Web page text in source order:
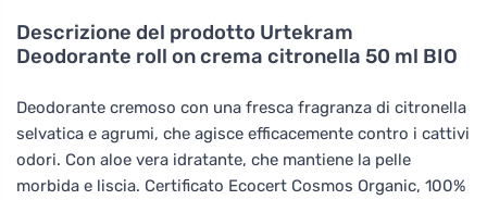
Descrizione del prodotto Urtekram
Deodorante roll on crema citronella 50 ml BIO
Deodorante cremoso con una fresca fragranza di citronella
selvatica e agrumi, che agisce efficacemente contro i cattivi
odori. Con aloe vera idratante, che mantiene la pelle
morbida e liscia. Certificato Ecocert Cosmos Organic, 100%